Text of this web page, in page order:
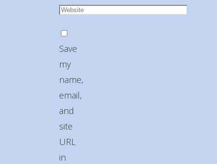
Save
my
name,
email,
and
site
URL
in